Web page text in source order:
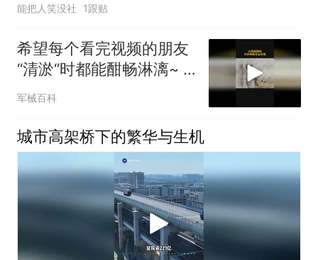
能把人笑没社 1跟贴
希望每个看完视频的朋友
“清淤“时都能酣畅淋漓~ #
大坝清淤
军械百科
城市高架桥下的繁华与生机